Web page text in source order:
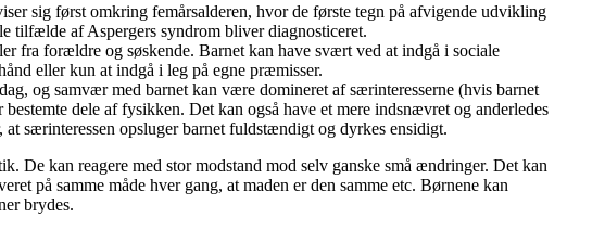
sig først omkring femårsalderen, hvor de første tegn på afvigende udvikling
tilfælde af Aspergers syndrom bliver diagnosticeret.
fra forældre og søskende. Barnet kan have svært ved at indgå i sociale
eller kun at indgå i leg på egne præmisser.
og samvær med barnet kan være domineret af særinteresserne (hvis barnet
dele af fysikken. Det kan også have et mere indsnævret og anderledes
særinteressen opsluger barnet fuldstændigt og dyrkes ensidigt.
De kan reagere med stor modstand mod selv ganske små ændringer. Det kan
på samme måde hver gang, at maden er den samme etc. Børnene kan
brydes.